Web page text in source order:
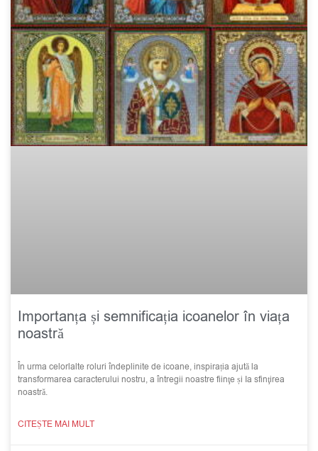
Importanța și semnificația icoanelor în viața
noastră
În urma celorlalte roluri îndeplinite de icoane, inspirația ajută la
transformarea caracterului nostru, a întregii noastre fiinţe și Ia sfinţirea
noastră.
CITEȘTE MAI MULT